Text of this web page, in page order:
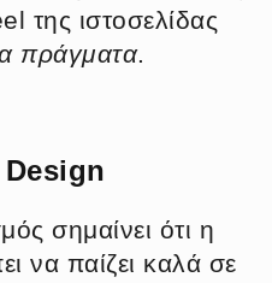
της ιστοσελίδας
πράγματα.
σημαίνει ότι η
να παίζει καλά σε